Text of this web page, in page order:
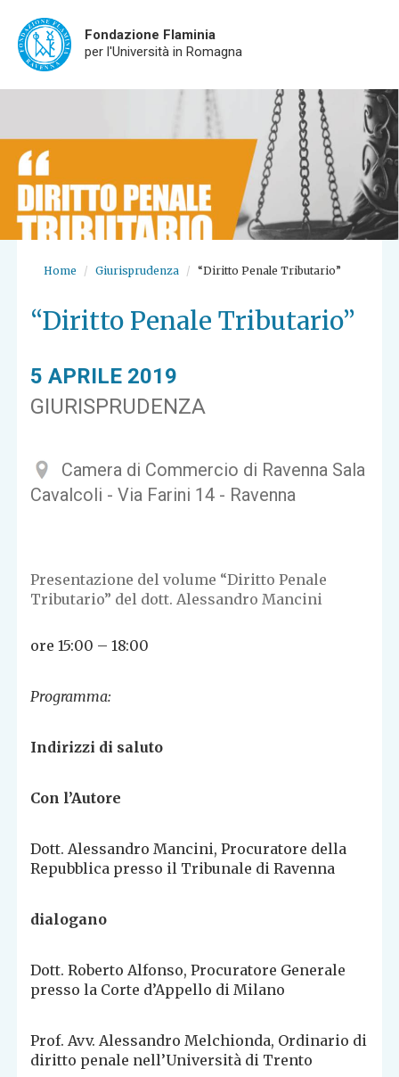
Fondazione Flaminia
per l'Università in Romagna
Home Giurisprudenza “Diritto Penale Tributario”
“Diritto Penale Tributario”
5 APRILE 2019
GIURISPRUDENZA
Camera di Commercio di Ravenna Sala
Cavalcoli - Via Farini 14 - Ravenna
Presentazione del volume “Diritto Penale
Tributario” del dott. Alessandro Mancini
ore 15:00 – 18:00
Programma:
Indirizzi di saluto
Con l’Autore
Dott. Alessandro Mancini, Procuratore della
Repubblica presso il Tribunale di Ravenna
dialogano
Dott. Roberto Alfonso, Procuratore Generale
presso la Corte d’Appello di Milano
Prof. Avv. Alessandro Melchionda, Ordinario di
diritto penale nell’Università di Trento